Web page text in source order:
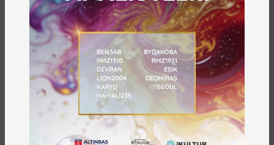
nesillere ulaştırmak bizim için büyük bir onurdur.
Sonraki Önceki
ÖNE ÇIKANLAR